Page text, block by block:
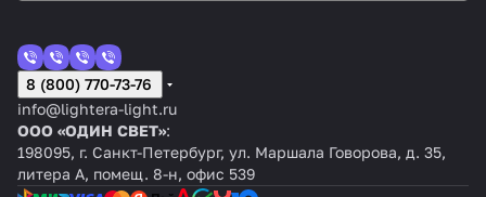
8 (800) 770-73-76
info@lightera-light.ru
ООО «ОДИН СВЕТ»:
198095, г. Санкт-Петербург, ул. Маршала Говорова, д. 35,
литера А, помещ. 8-н, офис 539